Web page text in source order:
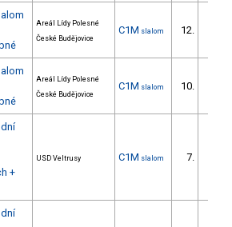
Areál Lídy Polesné
České Budějovice
C1M slalom 12.
Areál Lídy Polesné
České Budějovice
C1M slalom 10.
+
USD Veltrusy C1M slalom 7.